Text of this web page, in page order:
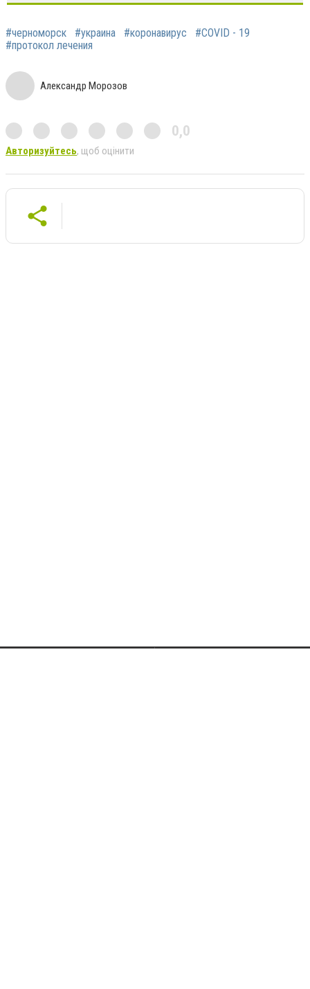
#черноморск #украина #коронавирус
#COVID - 19
#протокол лечения
Александр Морозов
0,0
Авторизуйтесь, щоб оцінити